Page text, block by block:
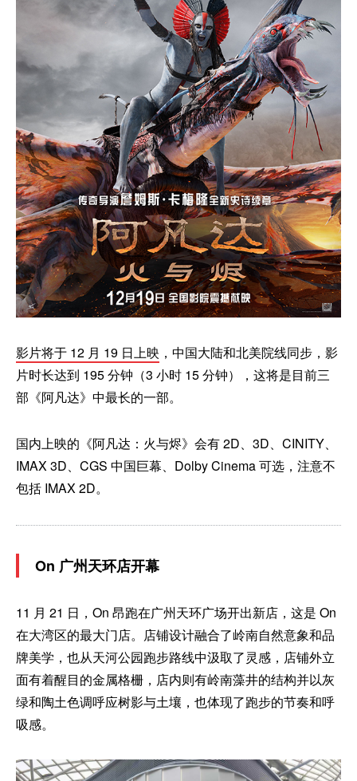
影片将于 12 月 19 日上映 ，中国大陆和北美院线同步，影
片时长达到 195 分钟（3 小时 15 分钟），这将是目前三
部《阿凡达》中最长的一部。
国内上映的《阿凡达：火与烬》会有 2D、3D、CINITY、
IMAX 3D、CGS 中国巨幕、Dolby Cinema 可选，注意不
包括 IMAX 2D。
On 广州天环店开幕
11 月 21 日，On 昂跑在广州天环广场开出新店，这是 On
在大湾区的最大门店。店铺设计融合了岭南自然意象和品
牌美学，也从天河公园跑步路线中汲取了灵感，店铺外立
面有着醒目的金属格栅，店内则有岭南藻井的结构并以灰
绿和陶土色调呼应树影与土壤，也体现了跑步的节奏和呼
吸感。